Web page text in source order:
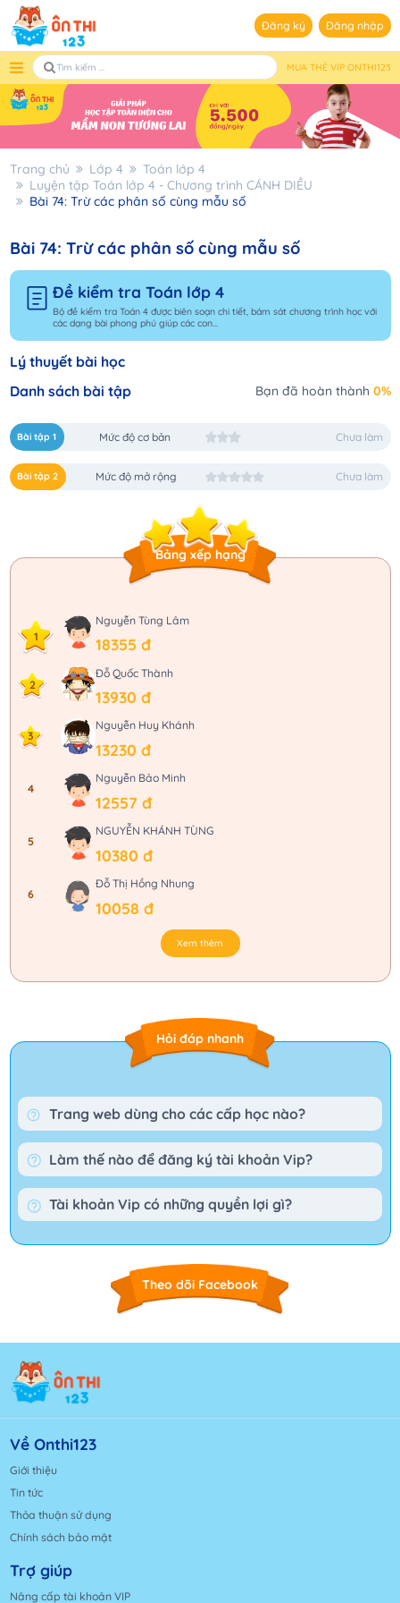
Đăng ký Đăng nhập
MUA THẺ VIP ONTHI123
Trang chủ Lớp 4
Toán lớp 4
Luyện tập Toán lớp 4 - Chương trình CÁNH DIỀU
Bài 74: Trừ các phân số cùng mẫu số
Bài 74: Trừ các phân số cùng mẫu số
Đề kiểm tra Toán lớp 4
Bộ đề kiểm tra Toán 4 được biên soạn chi tiết, bám sát chương trình học với
các dạng bài phong phú giúp các con...
Lý thuyết bài học
Danh sách bài tập
Bạn đã hoàn thành 0%
Bài tập 1 Mức độ cơ bản Chưa làm
Bài tập 2 Mức độ mở rộng Chưa làm
Bảng xếp hạng
1
Nguyễn Tùng Lâm
18355 đ
2
Đỗ Quốc Thành
13930 đ
3
Nguyễn Huy Khánh
13230 đ
4
Nguyễn Bảo Minh
12557 đ
5
NGUYỄN KHÁNH TÙNG
10380 đ
6
Đỗ Thị Hồng Nhung
10058 đ
Xem thêm
Hỏi đáp nhanh
Trang web dùng cho các cấp học nào?
Làm thế nào để đăng ký tài khoản Vip?
Tài khoản Vip có những quyền lợi gì?
Theo dõi Facebook
Về Onthi123
Giới thiệu
Tin tức
Thỏa thuận sử dụng
Chính sách bảo mật
Trợ giúp
Nâng cấp tài khoản VIP